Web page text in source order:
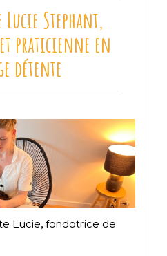
Stephant,
praticienne en
détente
Lucie, fondatrice de